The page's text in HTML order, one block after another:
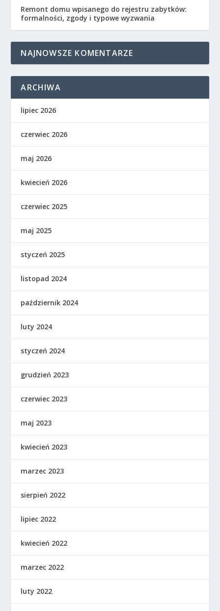
Remont domu wpisanego do rejestru zabytków:
formalności, zgody i typowe wyzwania
NAJNOWSZE KOMENTARZE
ARCHIWA
lipiec 2026
czerwiec 2026
maj 2026
kwiecień 2026
czerwiec 2025
maj 2025
styczeń 2025
listopad 2024
październik 2024
luty 2024
styczeń 2024
grudzień 2023
czerwiec 2023
maj 2023
kwiecień 2023
marzec 2023
sierpień 2022
lipiec 2022
kwiecień 2022
marzec 2022
luty 2022